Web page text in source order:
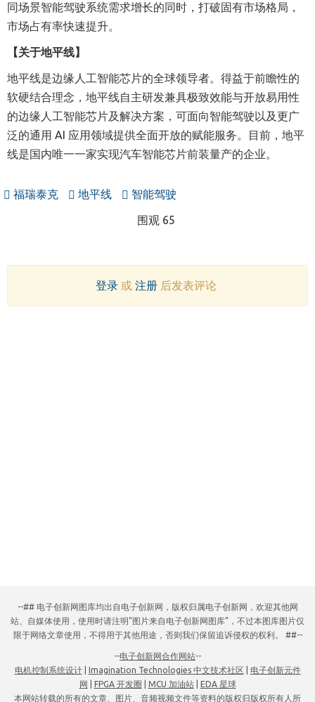
同场景智能驾驶系统需求增长的同时，打破固有市场格局，
市场占有率快速提升。
【关于地平线】
地平线是边缘人工智能芯片的全球领导者。得益于前瞻性的
软硬结合理念，地平线自主研发兼具极致效能与开放易用性
的边缘人工智能芯片及解决方案，可面向智能驾驶以及更广
泛的通用 AI 应用领域提供全面开放的赋能服务。目前，地平
线是国内唯一一家实现汽车智能芯片前装量产的企业。
福瑞泰克 地平线 智能驾驶
围观 65
登录或 注册后发表评论
--## 电子创新网图库均出自电子创新网，版权归属电子创新网，欢迎其他网
站、自媒体使用，使用时请注明“图片来自电子创新网图库”，不过本图库图片仅
限于网络文章使用，不得用于其他用途，否则我们保留追诉侵权的权利。 ##--
--电子创新网合作网站--
电机控制系统设计| Imagination Technologies 中文技术社区
电子创新元件
网
FPGA 开发圈 MCU 加油站| EDA 星球
本网站转载的所有的文章、图片、音频视频文件等资料的版权归版权所有人所